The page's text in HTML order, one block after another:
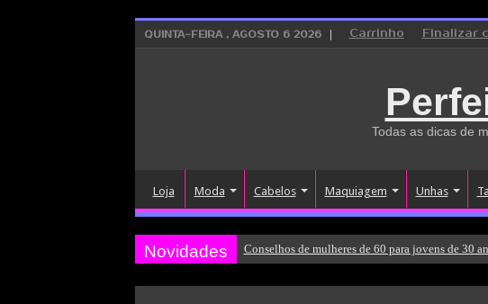
QUINTA-FEIRA , AGOSTO 6 2026 Carrinho Finalizar
Todas as dicas de
Loja Moda Cabelos Maquiagem Unhas
Novidades Conselhos de mulheres de 60 para jovens de 30